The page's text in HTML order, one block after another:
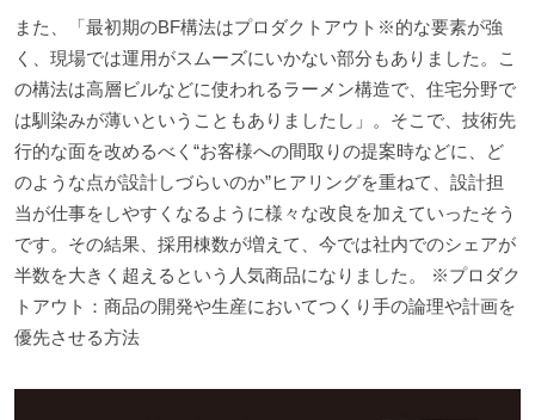
また、「最初期のBF構法はプロダクトアウト※的な要素が強
く、現場では運用がスムーズにいかない部分もありました。こ
の構法は高層ビルなどに使われるラーメン構造で、住宅分野で
は馴染みが薄いということもありましたし」。そこで、技術先
行的な面を改めるべく“お客様への間取りの提案時などに、ど
のような点が設計しづらいのか”ヒアリングを重ねて、設計担
当が仕事をしやすくなるように様々な改良を加えていったそう
です。その結果、採用棟数が増えて、今では社内でのシェアが
半数を大きく超えるという人気商品になりました。 ※プロダク
トアウト：商品の開発や生産においてつくり手の論理や計画を
優先させる方法